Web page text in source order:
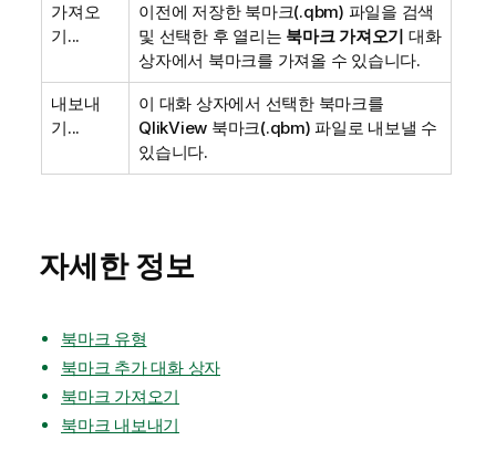
가져오
기...
이전에 저장한 북마크(.qbm) 파일을 검색
및 선택한 후 열리는 북마크 가져오기 대화
상자에서 북마크를 가져올 수 있습니다.
내보내
기...
이 대화 상자에서 선택한 북마크를
QlikView 북마크(.qbm) 파일로 내보낼 수
있습니다.
자세한 정보
북마크 유형
북마크 추가 대화 상자
북마크 가져오기
북마크 내보내기